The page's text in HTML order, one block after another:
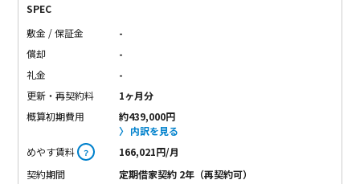
SPEC
敷金 / 保証金
-
償却
-
礼金
-
更新・再契約料
1ヶ月分
概算初期費用
約439,000円
内訳を見る
めやす賃料 ？
166,021円/月
契約期間
定期借家契約 2年（再契約可）